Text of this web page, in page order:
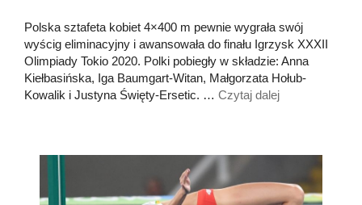
Polska sztafeta kobiet 4×400 m pewnie wygrała swój
wyścig eliminacyjny i awansowała do finału Igrzysk XXXII
Olimpiady Tokio 2020. Polki pobiegły w składzie: Anna
Kiełbasińska, Iga Baumgart-Witan, Małgorzata Hołub-
Kowalik i Justyna Święty-Ersetic. … Czytaj dalej